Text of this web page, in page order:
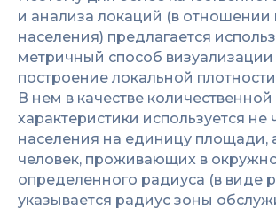
и анализа локаций (в отношении
населения) предлагается
метричный способ
построение локальной
В нем в качестве количественной
характеристики используется не
населения на единицу площади,
человек, проживающих в
определенного радиуса (в виде
указывается радиус зоны